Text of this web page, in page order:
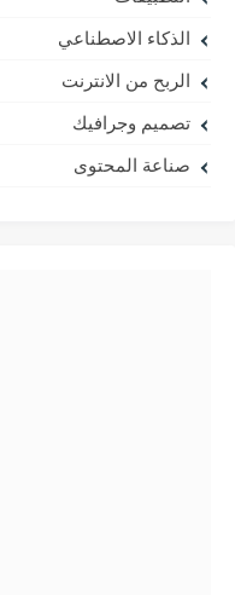
الذكاء الاصطناعي
الربح من الانترنت
تصميم وجرافيك
صناعة المحتوى